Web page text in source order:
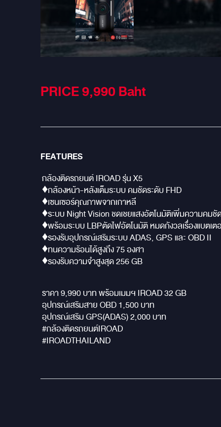
PRICE 9,990Baht
FEATURES
กล้องติดรถยนต์ IROAD รุ่น X5
♦️กล้องหน้า-หลังเต็มระบบ คมชัดระดับ FHD
♦️เซนเซอร์คุณภาพจากเกาหลี
♦️ระบบ Night Vision ชดเชยแสงอัตโนมัติเพิ่มความคมชั
♦️พร้อมระบบ LBPตัดไฟอัตโนมัติ หมดกังวลเรื่องแบตเ
♦️รองรับอุปกรณ์เสริมระบบ ADAS, GPS และ OBD II
♦️ทนความร้อนได้สูงถึง 75 องศา
♦️รองรับความจำสูงสุด 256 GB
ราคา 9,990 บาท พร้อมเมมฯ IROAD 32 GB
อุปกรณ์เสริมสาย OBD 1,500 บาท
อุปกรณ์เสริม GPS(ADAS) 2,000 บาท
#กล้องติดรถยนต์IROAD
#IROADTHAILAND